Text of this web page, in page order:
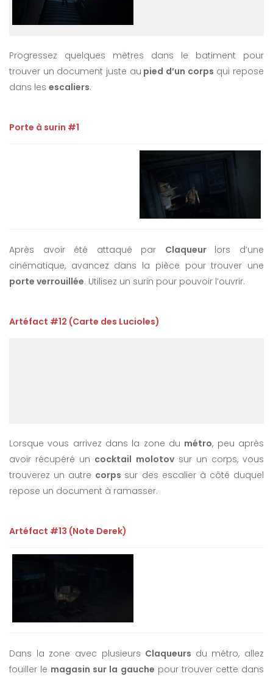
Progressez quelques mètres dans le batiment pour
trouver un document juste au pied d’un corps qui repose
dans les escaliers.
Porte à surin #1
Après avoir été attaqué par Claqueur lors d’une
cinématique, avancez dans la pièce pour trouver une
porte verrouillée. Utilisez un surin pour pouvoir l’ouvrir.
Artéfact #12 (Carte des Lucioles)
Lorsque vous arrivez dans la zone du métro, peu après
avoir récupéré un cocktail molotovsur un corps, vous
trouverez un autre corps sur des escalier à côté duquel
repose un document à ramasser.
Artéfact #13 (Note Derek)
Dans la zone avec plusieurs Claqueurs du métro, allez
fouiller le magasin sur la gauche pour trouver cette dans